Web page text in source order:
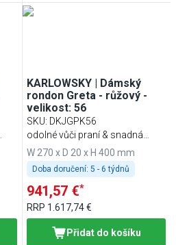
KARLOWSKY | Dámský
rondon Greta - růžový -
velikost: 56
SKU: DKJGPK56
odolné vůči praní & snadná
údržba
W 270 x D 20 x H 400 mm
Doba doručení: 5 - 6 týdnů
941,57 €*
RRP 1.617,74 €
Přidat do košíku